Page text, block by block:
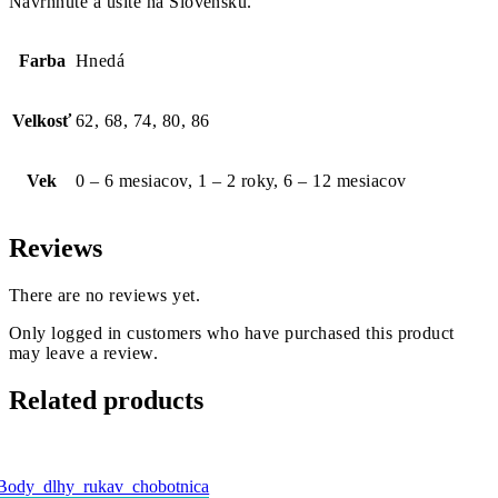
Farba Hnedá
Velkosť 62, 68, 74, 80, 86
Vek 0 – 6 mesiacov, 1 – 2 roky, 6 – 12 mesiacov
Reviews
There are no reviews yet.
Only logged in customers who have purchased this product
may leave a review.
Related products